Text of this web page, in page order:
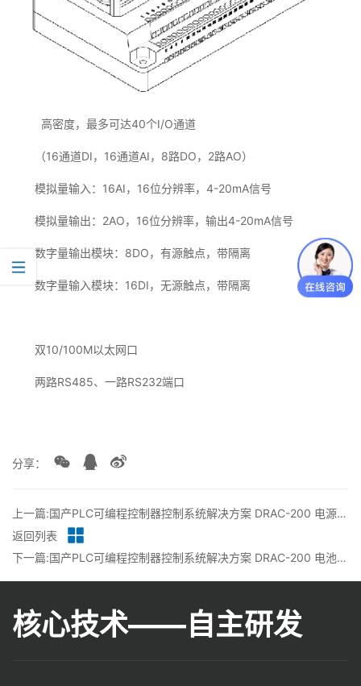
高密度，最多可达40个I/O通道
（16通道DI，16通道AI，8路DO，2路AO）
模拟量输入：16AI，16位分辨率，4-20mA信号
模拟量输出：2AO，16位分辨率，输出4-20mA信号
数字量输出模块：8DO，有源触点，带隔离
数字量输入模块：16DI，无源触点，带隔离
双10/100M以太网口
两路RS485、一路RS232端口
分享：
上一篇:国产PLC可编程控制器控制系统解决方案 DRAC-200 电源接线丨龙鼎源
返回列表
下一篇:国产PLC可编程控制器控制系统解决方案 DRAC-200 电池拨码说明 丨龙鼎源
核心技术——自主研发